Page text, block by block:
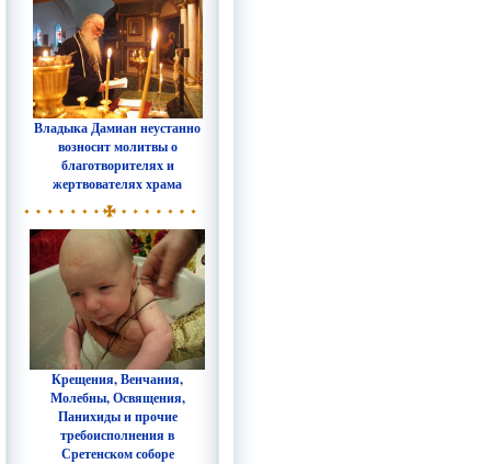
Владыка Дамиан неустанно
возносит молитвы о
благотворителях и
жертвователях храма
Крещения, Венчания,
Молебны, Освящения,
Панихиды и прочие
требоисполнения в
Сретенском соборе